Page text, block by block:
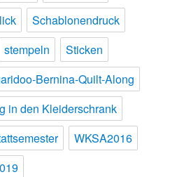
Schablonendruck
stempeln
Sticken
Bernina-Quilt-Along
in den Kleiderschrank
WKSA2016